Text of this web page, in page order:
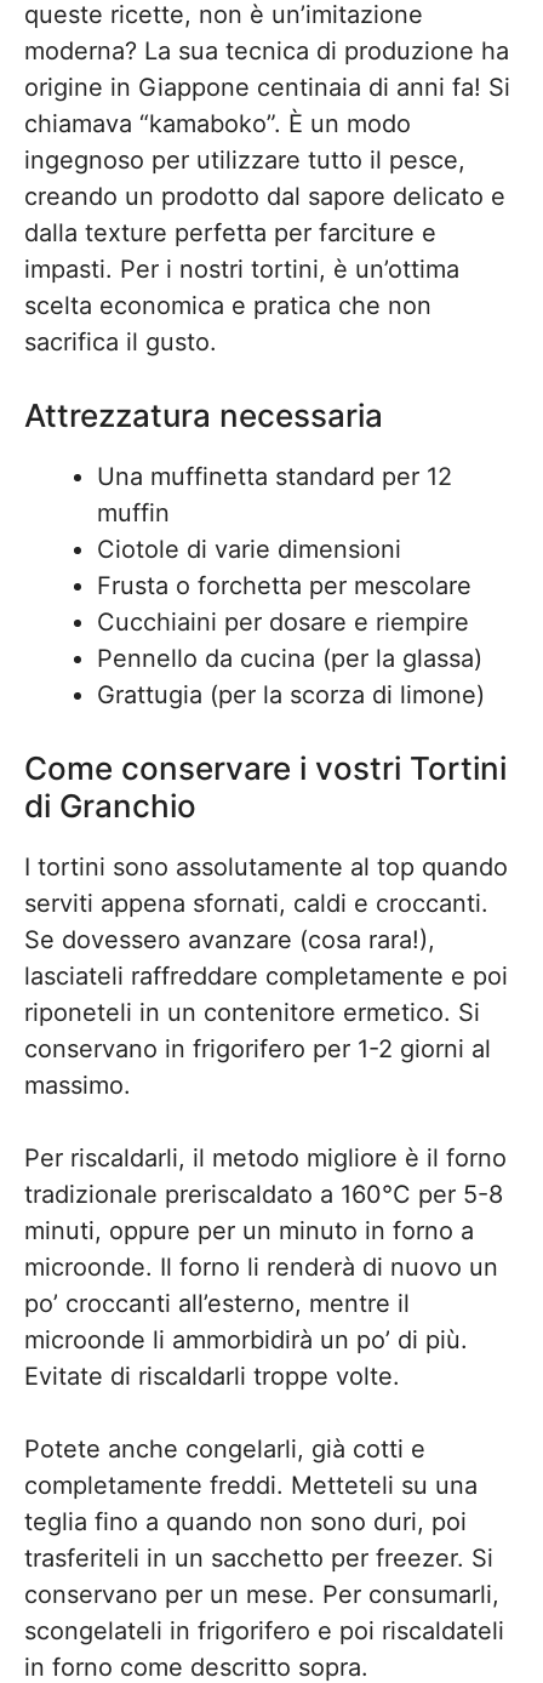
queste ricette, non è un’imitazione
moderna? La sua tecnica di produzione ha
origine in Giappone centinaia di anni fa! Si
chiamava “kamaboko”. È un modo
ingegnoso per utilizzare tutto il pesce,
creando un prodotto dal sapore delicato e
dalla texture perfetta per farciture e
impasti. Per i nostri tortini, è un’ottima
scelta economica e pratica che non
sacrifica il gusto.
Attrezzatura necessaria
Una muffinetta standard per 12
muffin
Ciotole di varie dimensioni
Frusta o forchetta per mescolare
Cucchiaini per dosare e riempire
Pennello da cucina (per la glassa)
Grattugia (per la scorza di limone)
Come conservare i vostri Tortini
di Granchio
I tortini sono assolutamente al top quando
serviti appena sfornati, caldi e croccanti.
Se dovessero avanzare (cosa rara!),
lasciateli raffreddare completamente e poi
riponeteli in un contenitore ermetico. Si
conservano in frigorifero per 1-2 giorni al
massimo.
Per riscaldarli, il metodo migliore è il forno
tradizionale preriscaldato a 160°C per 5-8
minuti, oppure per un minuto in forno a
microonde. Il forno li renderà di nuovo un
po’ croccanti all’esterno, mentre il
microonde li ammorbidirà un po’ di più.
Evitate di riscaldarli troppe volte.
Potete anche congelarli, già cotti e
completamente freddi. Metteteli su una
teglia fino a quando non sono duri, poi
trasferiteli in un sacchetto per freezer. Si
conservano per un mese. Per consumarli,
scongelateli in frigorifero e poi riscaldateli
in forno come descritto sopra.